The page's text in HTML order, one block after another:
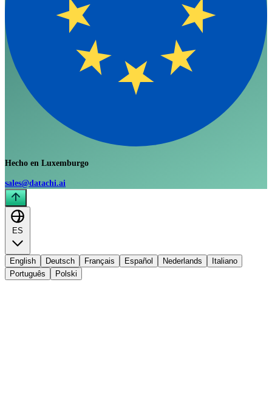
Hecho en Luxemburgo
sales@datachi.ai
ES
English Deutsch Français Español Nederlands
Italiano
Português
Polski